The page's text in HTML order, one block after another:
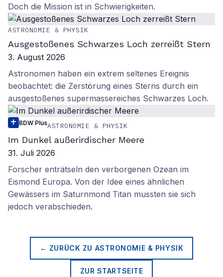
Doch die Mission ist in Schwierigkeiten.
ASTRONOMIE & PHYSIK
Ausgestoßenes Schwarzes Loch zerreißt Stern
3. August 2026
Astronomen haben ein extrem seltenes Ereignis
beobachtet: die Zerstörung eines Sterns durch ein
ausgestoßenes supermassereiches Schwarzes Loch.
BDW PlusASTRONOMIE & PHYSIK
Im Dunkel außerirdischer Meere
31. Juli 2026
Forscher enträtseln den verborgenen Ozean im
Eismond Europa. Von der Idee eines ähnlichen
Gewässers im Saturnmond Titan mussten sie sich
jedoch verabschieden.
← ZURÜCK ZU ASTRONOMIE & PHYSIK
ZUR STARTSEITE